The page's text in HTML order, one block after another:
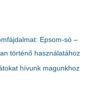
Epsom-só –
történő használatához
hívunk magunkhoz